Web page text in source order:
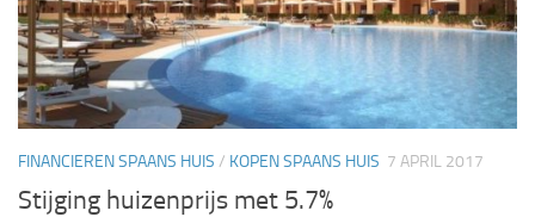
FINANCIEREN SPAANS HUIS / KOPEN SPAANS HUIS 7 APRIL 2017
Stijging huizenprijs met 5.7%